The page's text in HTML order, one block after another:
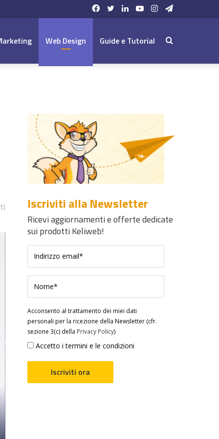
Telegram
Instagram
YouTube
LinkedIn
Twitter
Facebook
Web Design Guide e Tutorial Cerca:
Iscriviti alla Newsletter
Ricevi aggiornamenti e offerte dedicate
sui prodotti Keliweb!
Acconsento al trattamento dei miei dati
personali per la ricezione della Newsletter (cfr.
sezione 3(c) della Privacy Policy)
Accetto i termini e le condizioni